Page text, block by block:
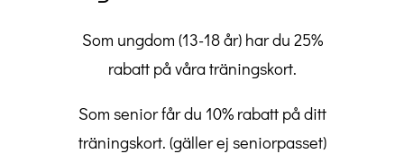
Som ungdom (13-18 år) har du 25%
rabatt på våra träningskort.
Som senior får du 10% rabatt på ditt
träningskort. (gäller ej seniorpasset)